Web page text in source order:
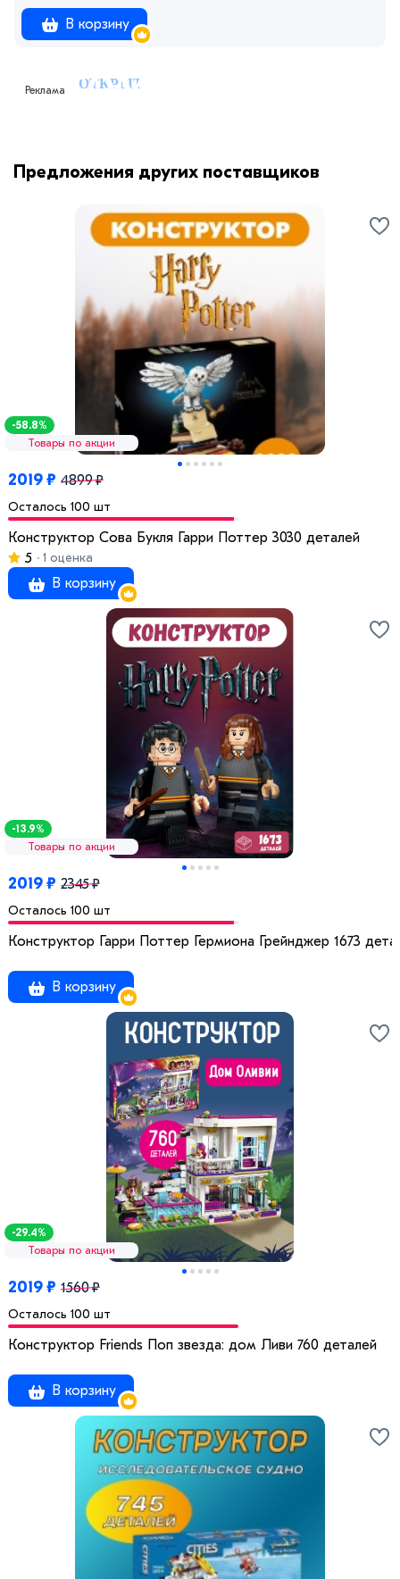
В корзину
Реклама
Предложения других поставщиков
-58.8%
Товары по акции
2019 ₽ 4899 ₽
Осталось 100 шт
Конструктор Сова Букля Гарри Поттер 3030 деталей
5
1 оценка
В корзину
-13.9%
Товары по акции
2019 ₽ 2345 ₽
Осталось 100 шт
Конструктор Гарри Поттер Гермиона Грейнджер 1673
В корзину
-29.4%
Товары по акции
2019 ₽ 1560 ₽
Осталось 100 шт
Конструктор Friends Поп звезда: дом Ливи 760 деталей
В корзину